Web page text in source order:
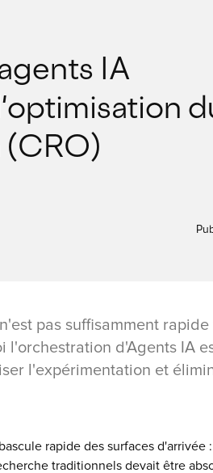
IA
(CRO)
pas suffisamment
l'orchestration d'Agents IA
l'expérimentation et
rapide des surfaces d'arrivée
traditionnels devait être